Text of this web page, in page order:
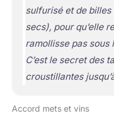
sulfurisé et de billes
secs), pour qu’elle
ramollisse pas sous
C’est le secret des
croustillantes
Accord mets et vins